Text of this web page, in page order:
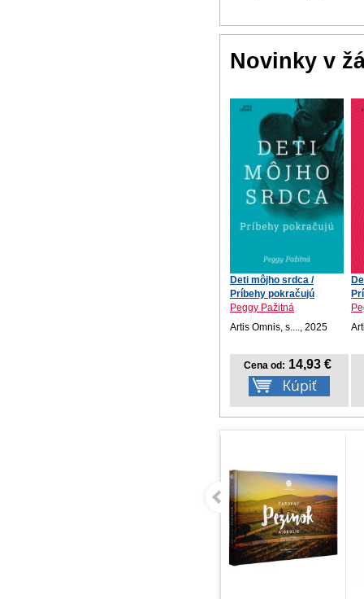
Novinky v
Deti môjho srdca /
Príbehy pokračujú
Peggy Pažitná
Artis Omnis, s...., 2025
Cena od: 14,93 €